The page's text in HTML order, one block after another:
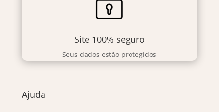
Site 100% seguro
Seus dados estão protegidos
Ajuda